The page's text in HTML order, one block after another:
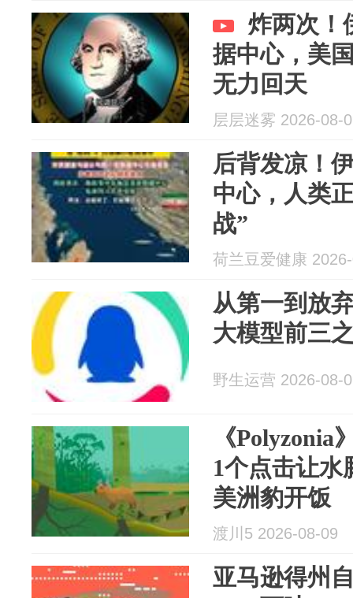
炸两次！
据中心，美
无力回天
层层迷雾 2026-08-
后背发凉！
中心，人类
战”
荷兰豆爱健康
从第一到放
大模型前三
野生运营 2026-08-
《Polyzonia
1个点击让水
美洲豹开饭
渡川5 2026-08-09
亚马逊得州